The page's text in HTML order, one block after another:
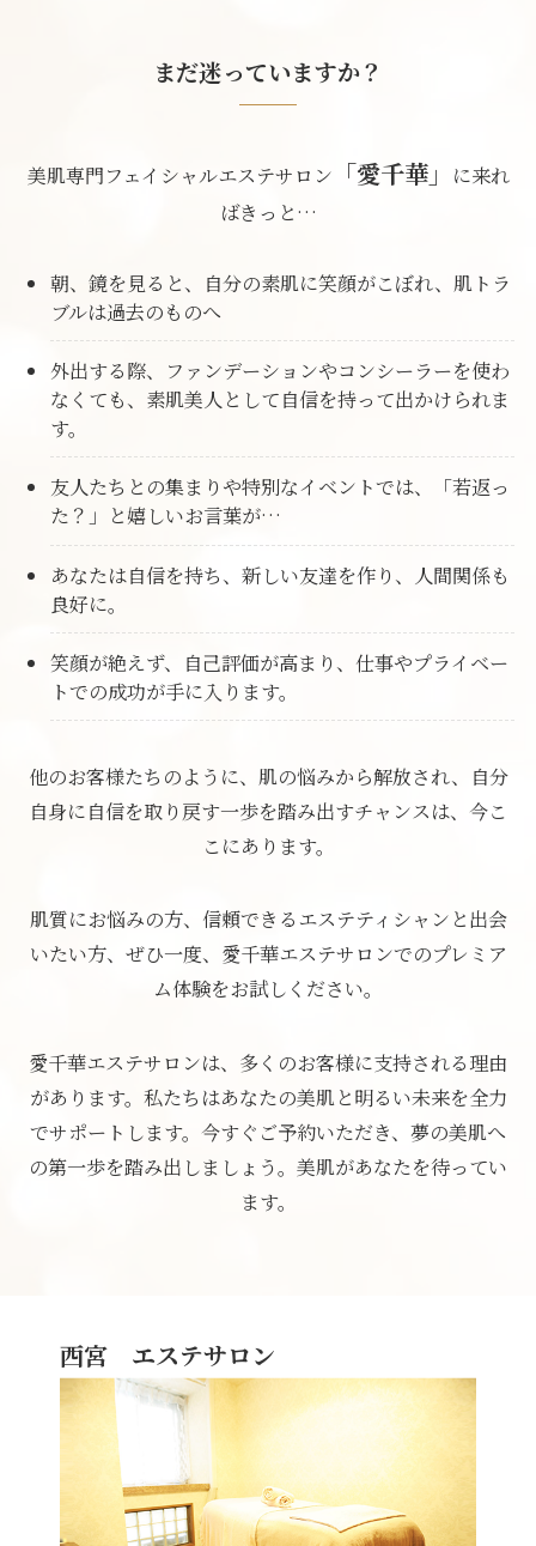
まだ迷っていますか？
美肌専門フェイシャルエステサロン 「愛千華」
に来れ
ばきっと…
朝、鏡を見ると、自分の素肌に笑顔がこぼれ、肌トラ
ブルは過去のものへ
外出する際、ファンデーションやコンシーラーを使わ
なくても、素肌美人として自信を持って出かけられま
す。
友人たちとの集まりや特別なイベントでは、「若返っ
た？」と嬉しいお言葉が…
あなたは自信を持ち、新しい友達を作り、人間関係も
良好に。
笑顔が絶えず、自己評価が高まり、仕事やプライベー
トでの成功が手に入ります。
他のお客様たちのように、肌の悩みから解放され、 自分
自身に自信を取り戻す一歩を踏み出すチャンスは、今こ
こにあります。
肌質にお悩みの方、信頼できるエステティシャンと出会
いたい方、 ぜひ一度、愛千華エステサロンでのプレミア
ム体験をお試しください。
愛千華エステサロンは、多くのお客様に支持される理由
があります。 私たちはあなたの美肌と明るい未来を全力
でサポートします。 今すぐご予約いただき、夢の美肌へ
の第一歩を踏み出しましょう。 美肌があなたを待ってい
ます。
西宮 エステサロン